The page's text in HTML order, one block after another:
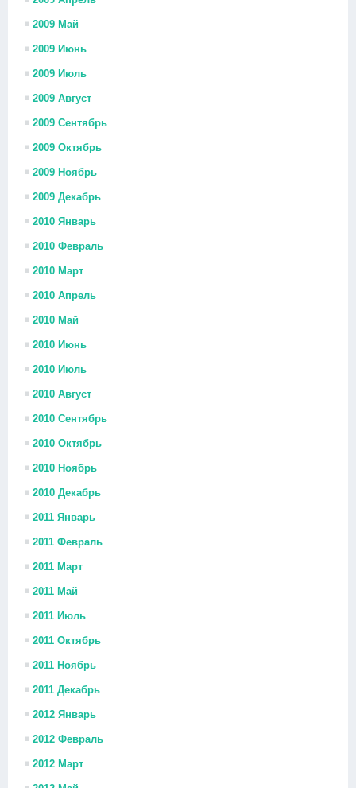
2009 Май
2009 Июнь
2009 Июль
2009 Август
2009 Сентябрь
2009 Октябрь
2009 Ноябрь
2009 Декабрь
2010 Январь
2010 Февраль
2010 Март
2010 Апрель
2010 Май
2010 Июнь
2010 Июль
2010 Август
2010 Сентябрь
2010 Октябрь
2010 Ноябрь
2010 Декабрь
2011 Январь
2011 Февраль
2011 Март
2011 Май
2011 Июль
2011 Октябрь
2011 Ноябрь
2011 Декабрь
2012 Январь
2012 Февраль
2012 Март